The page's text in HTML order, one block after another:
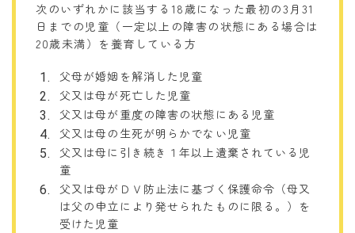
次のいずれかに該当する18歳になった最初の3月31
日までの児童（一定以上の障害の状態にある場合は
20歳未満）を養育している方
父母が婚姻を解消した児童
父又は母が死亡した児童
父又は母が重度の障害の状態にある児童
父又は母の生死が明らかでない児童
父又は母に引き続き１年以上遺棄されている児
童
父又は母がＤＶ防止法に基づく保護命令（母又
は父の申立により発せられたものに限る。）を
受けた児童